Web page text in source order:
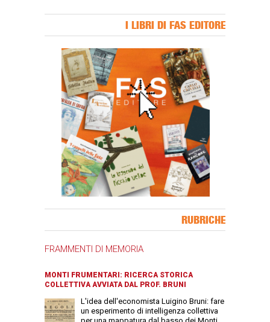
I LIBRI DI FAS EDITORE
RUBRICHE
FRAMMENTI DI MEMORIA
MONTI FRUMENTARI: RICERCA STORICA
COLLETTIVA AVVIATA DAL PROF. BRUNI
L'idea dell'economista Luigino Bruni: fare
un esperimento di intelligenza collettiva